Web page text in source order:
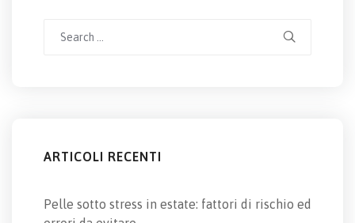
ARTICOLI RECENTI
Pelle sotto stress in estate: fattori di rischio ed